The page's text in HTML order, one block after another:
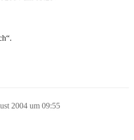
2004 um 09:55